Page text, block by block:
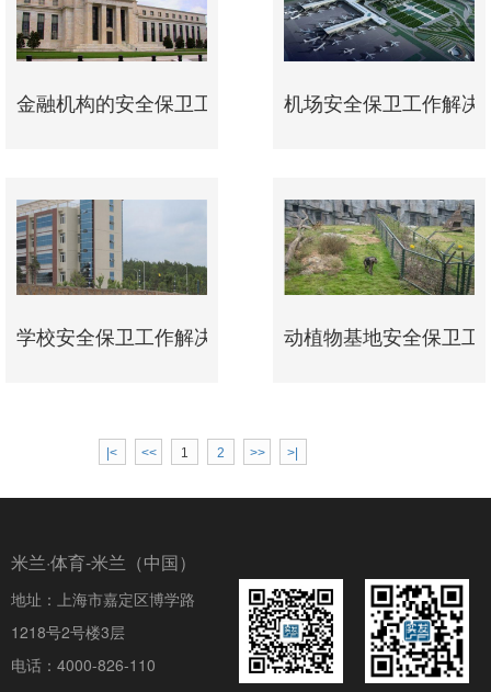
金融机构的安全保卫工作解决方案机场安全保卫工作解决
学校安全保卫工作解决方案 动植物基地安全保卫工
|< << 1 2 >> >|
米兰·体育-米兰（中国）
地址：上海市嘉定区博学路
1218号2号楼3层
电话：4000-826-110